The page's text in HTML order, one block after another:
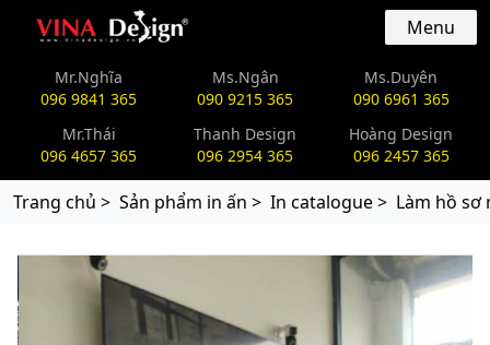
vinadesign.vn Menu
Mr.Nghĩa
096 9841 365
Ms.Ngân
090 9215 365
Ms.Duyên
090 6961 365
Mr.Thái
096 4657 365
Thanh Design
096 2954 365
Hoàng Design
096 2457 365
Trang chủ > Sản phẩm in ấn > In catalogue > Làm hồ sơ